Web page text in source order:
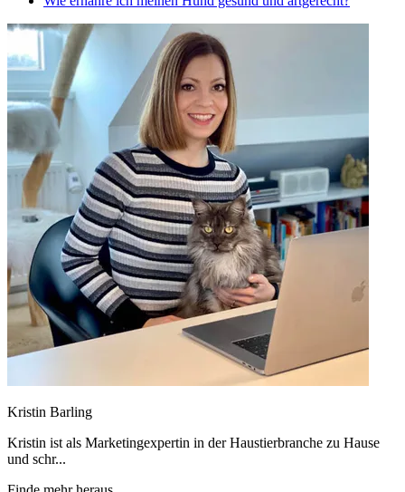
Kristin Barling
Kristin ist als Marketingexpertin in der Haustierbranche zu Hause
und schr...